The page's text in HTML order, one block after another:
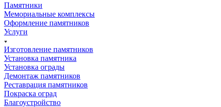
Памятники
Мемориальные комплексы
Оформление памятников
Услуги
Изготовление памятников
Установка памятника
Установка ограды
Демонтаж памятников
Реставрация памятников
Покраска оград
Благоустройство